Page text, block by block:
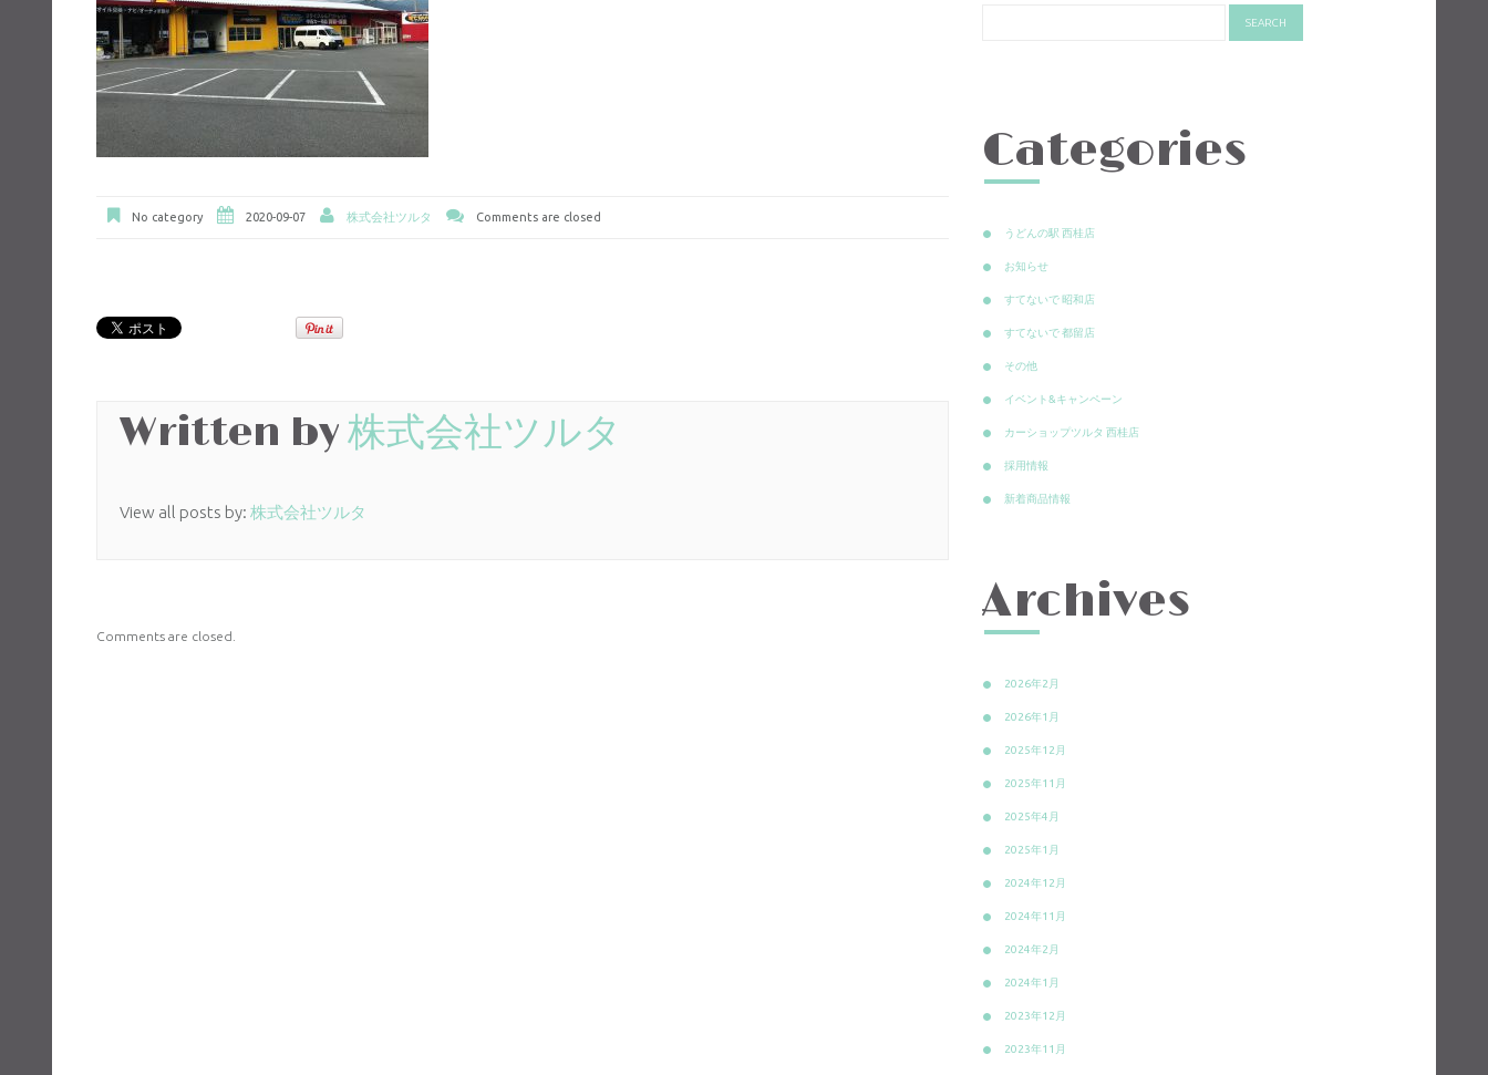
No category 2020-09-07 株式会社ツルタ Comments are closed
Written by株式会社ツルタ
View all posts by: 株式会社ツルタ
Comments are closed.
Categories
うどんの駅 西桂店
お知らせ
すてないで 昭和店
すてないで 都留店
その他
イベント&キャンペーン
カーショップツルタ 西桂店
採用情報
新着商品情報
Archives
2026年2月
2026年1月
2025年12月
2025年11月
2025年4月
2025年1月
2024年12月
2024年11月
2024年2月
2024年1月
2023年12月
2023年11月